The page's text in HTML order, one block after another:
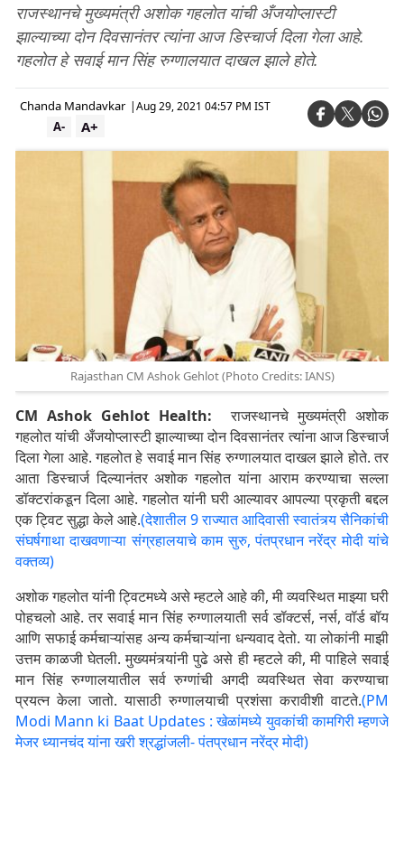
राजस्थानचे मुख्यमंत्री अशोक गहलोत यांची अँजयोप्लास्टी
झाल्याच्या दोन दिवसानंतर त्यांना आज डिस्चार्ज दिला गेला आहे.
गहलोत हे सवाई मान सिंह रुग्णालयात दाखल झाले होते.
Chanda Mandavkar |Aug 29, 2021 04:57 PM IST
A+
A-
Rajasthan CM Ashok Gehlot (Photo Credits: IANS)
CM Ashok Gehlot Health:
राजस्थानचे मुख्यमंत्री अशोक
गहलोत यांची अँजयोप्लास्टी झाल्याच्या दोन दिवसानंतर त्यांना आज डिस्चार्ज
दिला गेला आहे. गहलोत हे सवाई मान सिंह रुग्णालयात दाखल झाले होते. तर
आता डिस्चार्ज दिल्यानंतर अशोक गहलोत यांना आराम करण्याचा सल्ला
डॉक्टरांकडून दिला आहे. गहलोत यांनी घरी आल्यावर आपल्या प्रकृती बद्दल
एक ट्विट सुद्धा केले आहे.(देशातील 9 राज्यात आदिवासी स्वातंत्र्य सैनिकांची
संघर्षगाथा दाखवणाऱ्या संग्रहालयाचे काम सुरु, पंतप्रधान नरेंद्र मोदी यांचे
वक्तव्य)
अशोक गहलोत यांनी ट्विटमध्ये असे म्हटले आहे की, मी व्यवस्थित माझ्या घरी
पोहचलो आहे. तर सवाई मान सिंह रुग्णालयाती सर्व डॉक्टर्स, नर्स, वॉर्ड बॉय
आणि सफाई कर्मचाऱ्यांसह अन्य कर्मचाऱ्यांना धन्यवाद देतो. या लोकांनी माझी
उत्तम काळजी घेतली. मुख्यमंत्र्यांनी पुढे असे ही म्हटले की, मी पाहिले सवाई
मान सिंह रुग्णालयातील सर्व रुग्णांची अगदी व्यवस्थित सेवा करण्याचा
प्रयत्न केला जातो. यासाठी रुग्णालयाची प्रशंसा करावीशी वाटते.(PM
Modi Mann ki Baat Updates : खेळांमध्ये युवकांची कामगिरी म्हणजे
मेजर ध्यानचंद यांना खरी श्रद्धांजली- पंतप्रधान नरेंद्र मोदी)